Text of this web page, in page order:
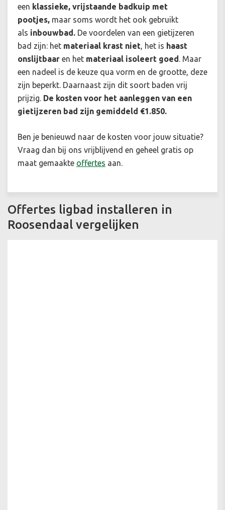
een klassieke, vrijstaande badkuip met
pootjes, maar soms wordt het ook gebruikt
als inbouwbad. De voordelen van een gietijzeren
bad zijn: het materiaal krast niet, het is haast
onslijtbaar en het materiaal isoleert goed. Maar
een nadeel is de keuze qua vorm en de grootte, deze
zijn beperkt. Daarnaast zijn dit soort baden vrij
prijzig. De kosten voor het aanleggen van een
gietijzeren bad zijn gemiddeld €1.850.
Ben je benieuwd naar de kosten voor jouw situatie?
Vraag dan bij ons vrijblijvend en geheel gratis op
maat gemaakte offertes aan.
Offertes ligbad installeren in
Roosendaal vergelijken